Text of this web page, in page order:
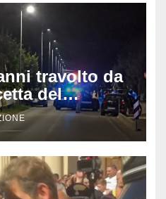
travolto da
del
a